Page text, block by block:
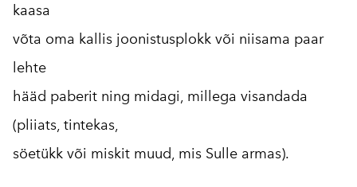
kaasa
võta oma kallis joonistusplokk või niisama paar
lehte
hääd paberit ning midagi, millega visandada
(pliiats, tintekas,
söetükk või miskit muud, mis Sulle armas).